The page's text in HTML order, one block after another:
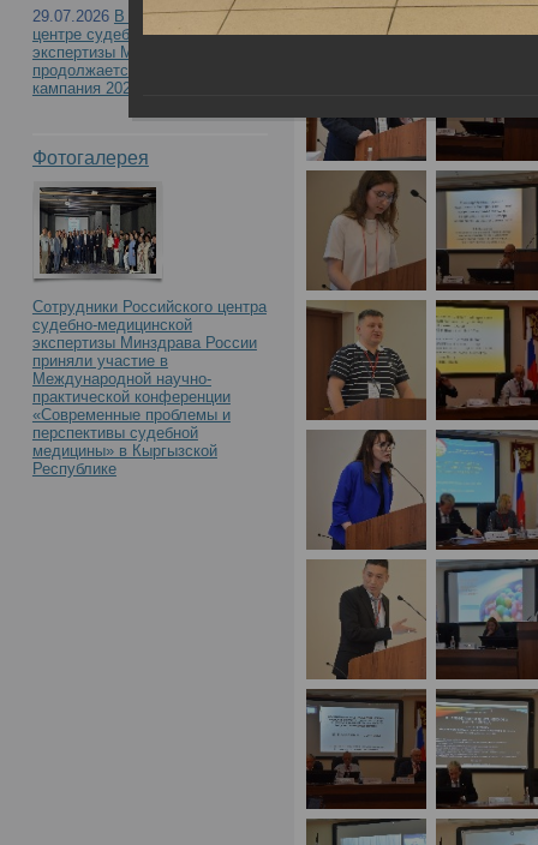
участием «Судебно-
материалам дела:
вопросы и экспертная
17.05.2024 в РЦСМЭ
29.07.2026 В Российском
центре судебно-медицинской
экспертизы Минздрава России
продолжается приемная
кампания 2026
Фотогалерея
Сотрудники Российского центра
судебно-медицинской
экспертизы Минздрава России
приняли участие в
Международной научно-
практической конференции
«Современные проблемы и
перспективы судебной
медицины» в Кыргызской
Республике